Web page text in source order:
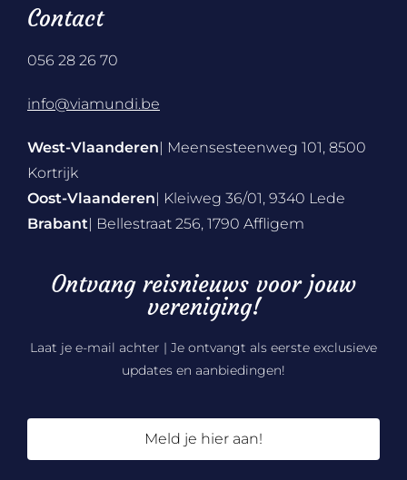
Contact
056 28 26 70
info@viamundi.be
West-Vlaanderen| Meensesteenweg 101, 8500
Kortrijk
Oost-Vlaanderen| Kleiweg 36/01, 9340 Lede
Brabant| Bellestraat 256, 1790 Affligem
Ontvang reisnieuws voor jouw
vereniging!
Laat je e-mail achter | Je ontvangt als eerste exclusieve
updates en aanbiedingen!
Meld je hier aan!